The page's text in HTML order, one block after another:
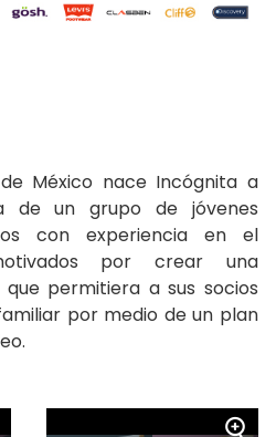
México nace Incógnita a
de un grupo de jóvenes
con experiencia en el
por crear una
permitiera a sus socios
por medio de un plan